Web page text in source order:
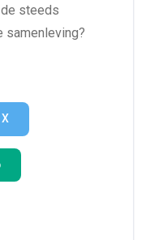
steeds
samenleving?